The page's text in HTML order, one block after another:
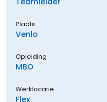
Plaats
Venlo
Opleiding
MBO
Werklocatie
Flex